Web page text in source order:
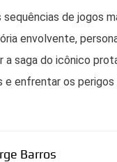
sequências de jogos
envolvente,
saga do icônico
enfrentar os
Barros